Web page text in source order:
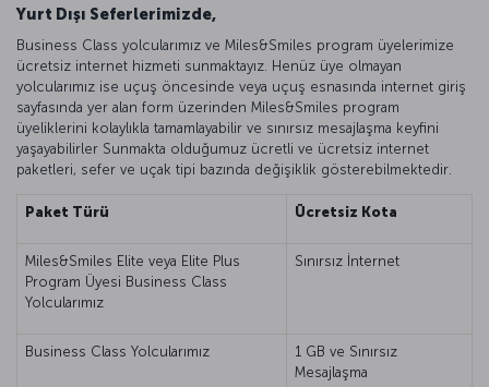
Yurt Dışı Seferlerimizde,
Business Class yolcularımız ve Miles&Smiles program üyelerimize
ücretsiz internet hizmeti sunmaktayız. Henüz üye olmayan
yolcularımız ise uçuş öncesinde veya uçuş esnasında internet giriş
sayfasında yer alan form üzerinden Miles&Smiles program
üyeliklerini kolaylıkla tamamlayabilir ve sınırsız mesajlaşma keyfini
yaşayabilirler Sunmakta olduğumuz ücretli ve ücretsiz internet
paketleri, sefer ve uçak tipi bazında değişiklik gösterebilmektedir.
Paket Türü Ücretsiz Kota
Miles&Smiles Elite veya Elite Plus
Program Üyesi Business Class
Yolcularımız
Sınırsız İnternet
Business Class Yolcularımız
1 GB ve Sınırsız
Mesajlaşma